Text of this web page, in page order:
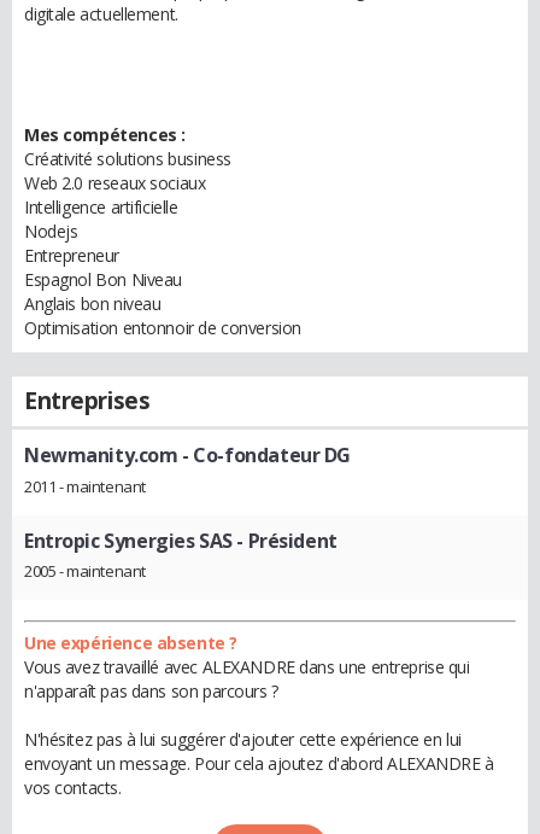
digitale actuellement.
Mes compétences :
Créativité solutions business
Web 2.0 reseaux sociaux
Intelligence artificielle
Nodejs
Entrepreneur
Espagnol Bon Niveau
Anglais bon niveau
Optimisation entonnoir de conversion
Entreprises
Newmanity.com - Co-fondateur DG
2011 - maintenant
Entropic Synergies SAS- Président
2005 - maintenant
Une expérience absente ?
Vous avez travaillé avec ALEXANDRE dans une entreprise qui
n'apparaît pas dans son parcours ?
N'hésitez pas à lui suggérer d'ajouter cette expérience en lui
envoyant un message. Pour cela ajoutez d'abord ALEXANDRE à
vos contacts.